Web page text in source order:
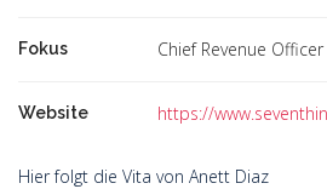
Fokus Chief Revenue Officer
Website https://
Hier folgt die Vita von Anett Diaz